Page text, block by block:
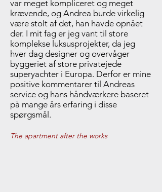
var meget kompliceret og meget
krævende, og Andrea burde virkelig
være stolt af det, han havde opnået
der. I mit fag er jeg vant til store
komplekse luksusprojekter, da jeg
hver dag designer og overvåger
byggeriet af store privatejede
superyachter i Europa. Derfor er mine
positive kommentarer til Andreas
service og hans håndværkere baseret
på mange års erfaring i disse
spørgsmål.
The apartment after the works